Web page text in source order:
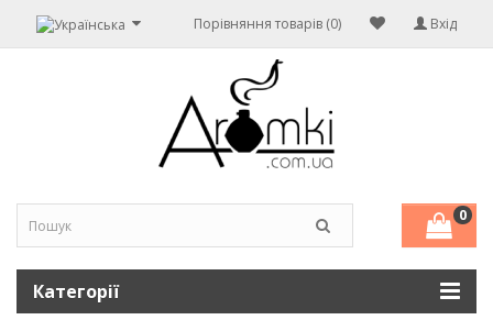
Вхід
Порівняння товарів (0)
0
Категорії